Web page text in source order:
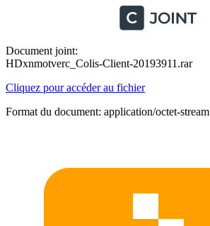
Document joint:
HDxnmotverc_Colis-Client-20193911.rar
Cliquez pour accéder au fichier
Format du document: application/octet-stream